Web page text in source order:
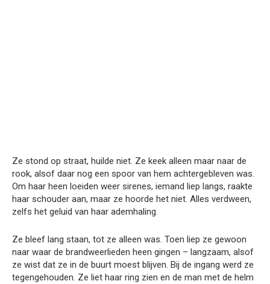
Ze stond op straat, huilde niet. Ze keek alleen maar naar de
rook, alsof daar nog een spoor van hem achtergebleven was.
Om haar heen loeiden weer sirenes, iemand liep langs, raakte
haar schouder aan, maar ze hoorde het niet. Alles verdween,
zelfs het geluid van haar ademhaling.
Ze bleef lang staan, tot ze alleen was. Toen liep ze gewoon
naar waar de brandweerlieden heen gingen – langzaam, alsof
ze wist dat ze in de buurt moest blijven. Bij de ingang werd ze
tegengehouden. Ze liet haar ring zien en de man met de helm